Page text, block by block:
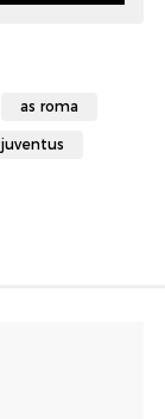
as roma
juventus